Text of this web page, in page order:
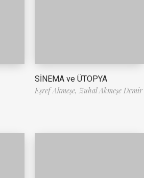
SİNEMA ve ÜTOPYA
Eşref Akmeşe, Zuhal Akmeşe Demir